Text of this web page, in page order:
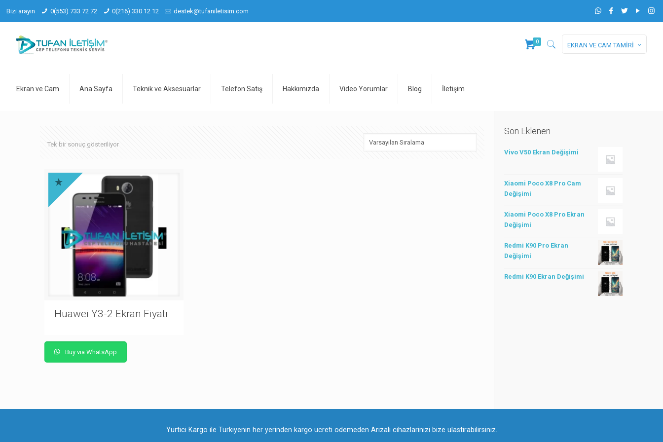
Bizi arayın 0(553) 733 72 72 0(216) 330 12 12 destek@tufaniletisim.com
Ekran ve Cam Ana Sayfa Teknik ve Aksesuarlar Telefon Satış Hakkımızda Video Yorumlar Blog İletişim
0 EKRAN VE CAM TAMİRİ
Tek bir sonuç gösteriliyor
Huawei Y3-2 Ekran Fiyatı
Buy via WhatsApp
Son Eklenen
Vivo V50 Ekran Değişimi
Xiaomi Poco X8 Pro Cam
Değişimi
Xiaomi Poco X8 Pro Ekran
Değişimi
Redmi K90 Pro Ekran
Değişimi
Redmi K90 Ekran Değişimi
Yurtici Kargo ile Turkiyenin her yerinden kargo ucreti odemeden Arizali cihazlarinizi bize ulastirabilirsiniz.